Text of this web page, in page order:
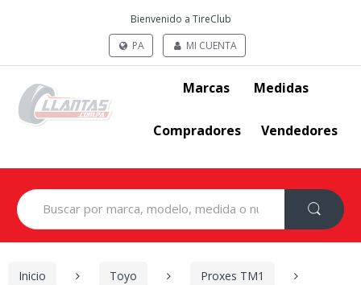
Bienvenido a TireClub
PA
MI CUENTA
Marcas Medidas
Compradores Vendedores
Search
for:
Inicio Toyo
Proxes TM1